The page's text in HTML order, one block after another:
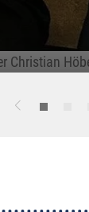
Christian